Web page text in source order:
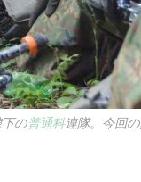
の普通科連隊。今回